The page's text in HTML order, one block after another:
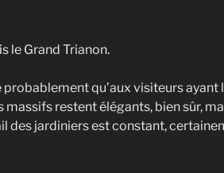
le Grand Trianon.
qu’aux visiteurs ayant
restent élégants, bien sûr,
des jardiniers est constant,